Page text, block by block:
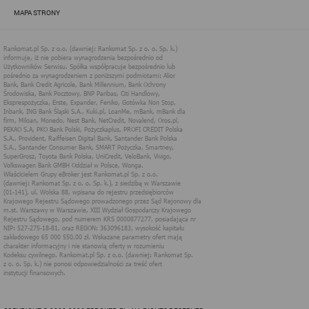
MAPA STRONY
dostosowanie usług, świadczonych w ramach serwisu do potrzeb
Więcej informacji na temat stosowania technologii cookies w
serwisie dostępne jest w Polityce Cookies.
Polityka Cookies serwisów
internetowych spółki Rankomat.pl Sp. z
o.o. (dawniej: Rankomat Sp. z o. o. Sp.
k.)
Rankomat.pl Sp. z o.o. (dawniej: Rankomat Sp. z o. o. Sp. k.), z
siedzibą w Warszawie (01-141), ul. Wolska 88, wpisana do rejestru
przedsiębiorców Krajowego Rejestru Sądowego prowadzonego
przez Sąd Rejonowy dla m.st. Warszawy w Warszawie, XIII
Wydział Gospodarczy Krajowego Rejestru Sądowego, pod
numerem KRS 0000877277, posiadająca nr NIP: 527-275-18-81,
oraz REGON: 363096183, zwana dalej "Rankomat" wykorzystuje
na swoich stronach internetowych technologię "cookies".
Zasady wykorzystania informacji dostarczonych przez
użytkownika w ramach technologii cookies w trakcie korzystania
ze stron internetowych i Rankomat określa niniejszy dokument.